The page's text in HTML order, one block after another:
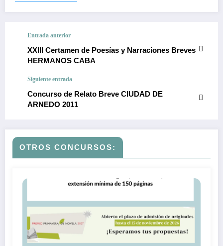
Entrada anterior
XXIII Certamen de Poesías y Narraciones Breves
HERMANOS CABA
Siguiente entrada
Concurso de Relato Breve CIUDAD DE
ARNEDO 2011
OTROS CONCURSOS: